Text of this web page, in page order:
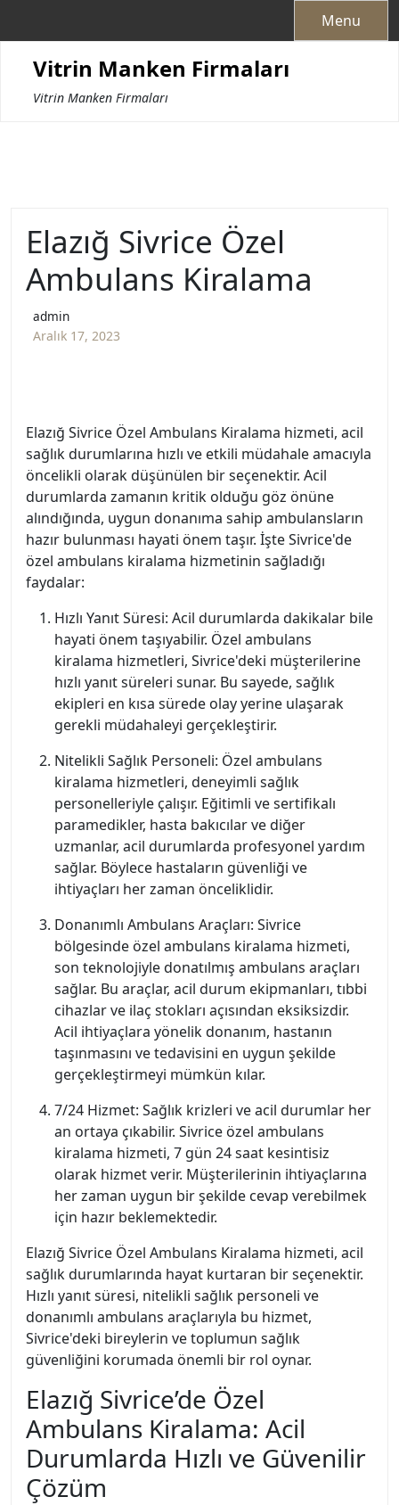
Menu
Vitrin Manken Firmaları
Vitrin Manken Firmaları
Elazığ Sivrice Özel
Ambulans Kiralama
admin
Aralık 17, 2023
Elazığ Sivrice Özel Ambulans Kiralama hizmeti, acil
sağlık durumlarına hızlı ve etkili müdahale amacıyla
öncelikli olarak düşünülen bir seçenektir. Acil
durumlarda zamanın kritik olduğu göz önüne
alındığında, uygun donanıma sahip ambulansların
hazır bulunması hayati önem taşır. İşte Sivrice'de
özel ambulans kiralama hizmetinin sağladığı
faydalar:
Hızlı Yanıt Süresi: Acil durumlarda dakikalar bile
hayati önem taşıyabilir. Özel ambulans
kiralama hizmetleri, Sivrice'deki müşterilerine
hızlı yanıt süreleri sunar. Bu sayede, sağlık
ekipleri en kısa sürede olay yerine ulaşarak
gerekli müdahaleyi gerçekleştirir.
Nitelikli Sağlık Personeli: Özel ambulans
kiralama hizmetleri, deneyimli sağlık
personelleriyle çalışır. Eğitimli ve sertifikalı
paramedikler, hasta bakıcılar ve diğer
uzmanlar, acil durumlarda profesyonel yardım
sağlar. Böylece hastaların güvenliği ve
ihtiyaçları her zaman önceliklidir.
Donanımlı Ambulans Araçları: Sivrice
bölgesinde özel ambulans kiralama hizmeti,
son teknolojiyle donatılmış ambulans araçları
sağlar. Bu araçlar, acil durum ekipmanları, tıbbi
cihazlar ve ilaç stokları açısından eksiksizdir.
Acil ihtiyaçlara yönelik donanım, hastanın
taşınmasını ve tedavisini en uygun şekilde
gerçekleştirmeyi mümkün kılar.
7/24 Hizmet: Sağlık krizleri ve acil durumlar her
an ortaya çıkabilir. Sivrice özel ambulans
kiralama hizmeti, 7 gün 24 saat kesintisiz
olarak hizmet verir. Müşterilerinin ihtiyaçlarına
her zaman uygun bir şekilde cevap verebilmek
için hazır beklemektedir.
Elazığ Sivrice Özel Ambulans Kiralama hizmeti, acil
sağlık durumlarında hayat kurtaran bir seçenektir.
Hızlı yanıt süresi, nitelikli sağlık personeli ve
donanımlı ambulans araçlarıyla bu hizmet,
Sivrice'deki bireylerin ve toplumun sağlık
güvenliğini korumada önemli bir rol oynar.
Elazığ Sivrice’de Özel
Ambulans Kiralama: Acil
Durumlarda Hızlı ve Güvenilir
Çözüm